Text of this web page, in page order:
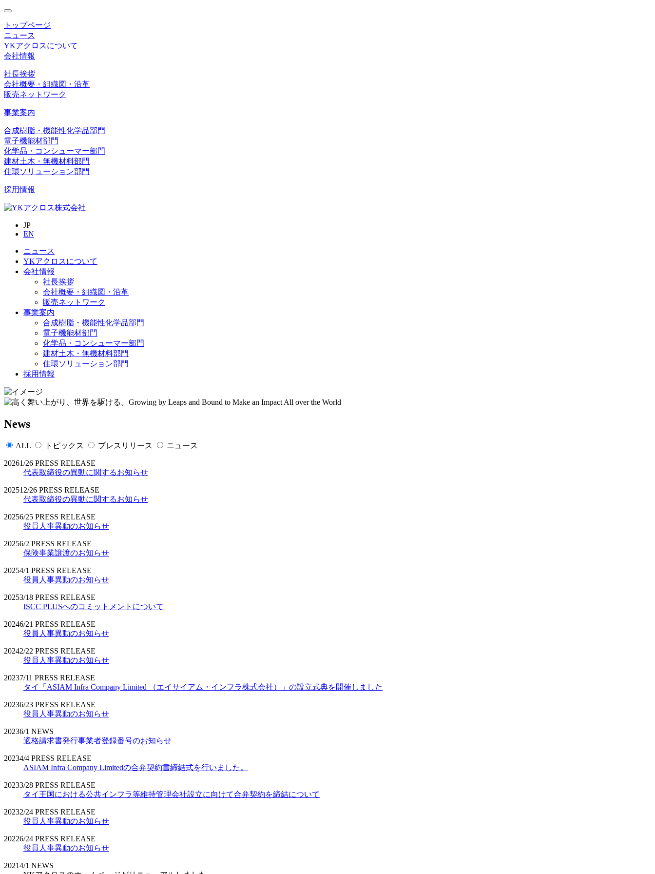
toggle
navigation
トップページ
ニュース
YKアクロスについて
会社情報
社長挨拶
会社概要・組織図・沿革
販売ネットワーク
事業案内
合成樹脂・機能性化学品部門
電子機能材部門
化学品・コンシューマー部門
建材土木・無機材料部門
住環ソリューション部門
採用情報
JP
EN
ニュース
YKアクロスについて
会社情報
社長挨拶
会社概要・組織図・沿革
販売ネットワーク
事業案内
合成樹脂・機能性化学品部門
電子機能材部門
化学品・コンシューマー部門
建材土木・無機材料部門
住環ソリューション部門
採用情報
News
ALL トピックス プレスリリース ニュース
20261/26 PRESS RELEASE
代表取締役の異動に関するお知らせ
202512/26 PRESS RELEASE
代表取締役の異動に関するお知らせ
20256/25 PRESS RELEASE
役員人事異動のお知らせ
20256/2 PRESS RELEASE
保険事業譲渡のお知らせ
20254/1 PRESS RELEASE
役員人事異動のお知らせ
20253/18 PRESS RELEASE
ISCC PLUSへのコミットメントについて
20246/21 PRESS RELEASE
役員人事異動のお知らせ
20242/22 PRESS RELEASE
役員人事異動のお知らせ
20237/11 PRESS RELEASE
タイ「ASIAM Infra Company Limited （エイサイアム・インフラ株式会社）」の設立式典を開催しました
20236/23 PRESS RELEASE
役員人事異動のお知らせ
20236/1 NEWS
適格請求書発行事業者登録番号のお知らせ
20234/4 PRESS RELEASE
ASIAM Infra Company Limitedの合弁契約書締結式を行いました。
20233/28 PRESS RELEASE
タイ王国における公共インフラ等維持管理会社設立に向けて合弁契約を締結について
20232/24 PRESS RELEASE
役員人事異動のお知らせ
20226/24 PRESS RELEASE
役員人事異動のお知らせ
20214/1 NEWS